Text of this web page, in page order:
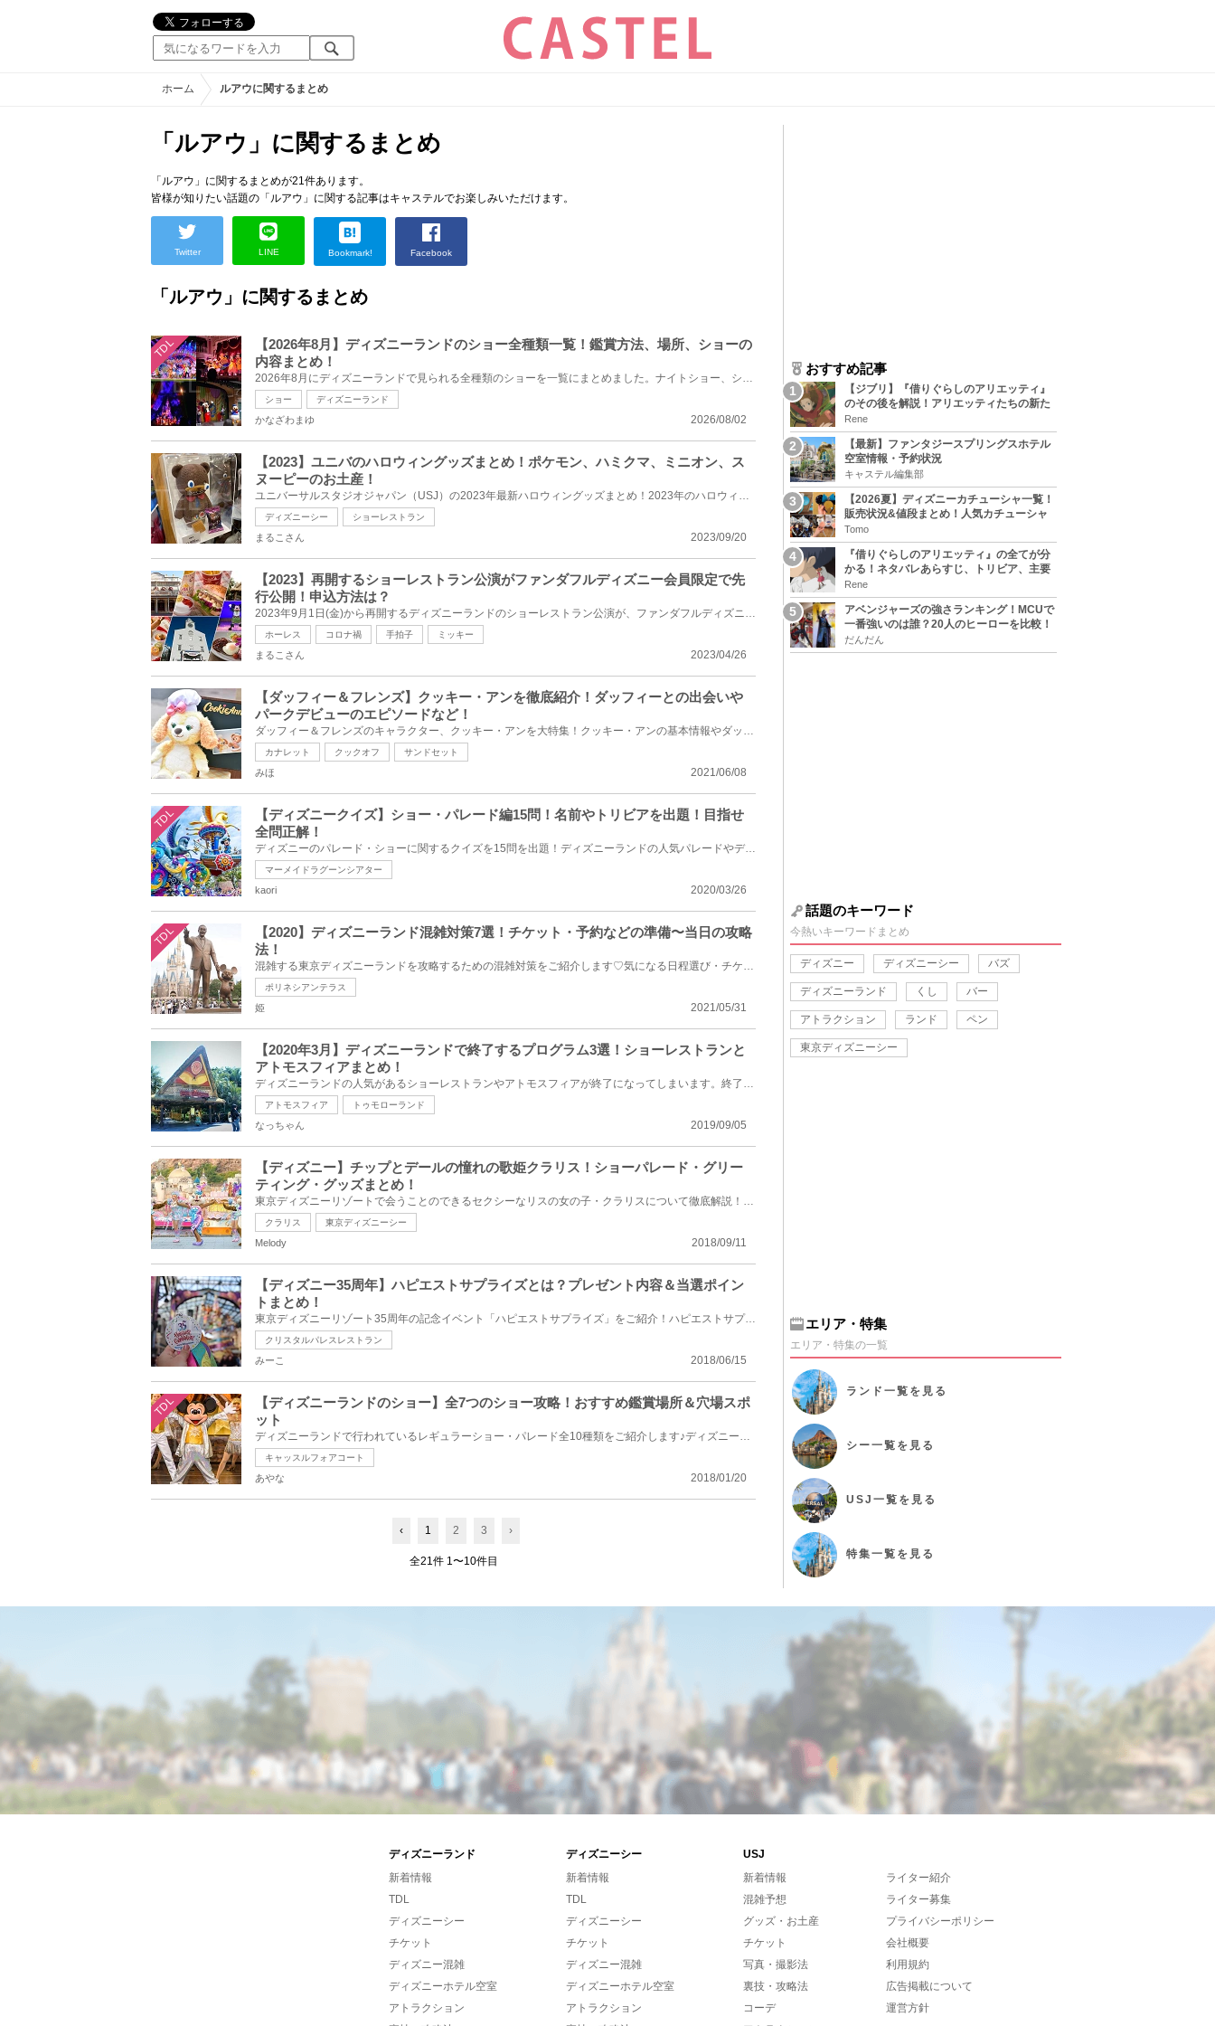
ホーム ルアウに関するまとめ
「ルアウ」に関するまとめ
「ルアウ」に関するまとめが21件あります。
皆様が知りたい話題の「ルアウ」に関する記事はキャステルでお楽しみいただけます。
Twitter LINE Bookmark! Facebook
「ルアウ」に関するまとめ
TDL
【2026年8月】ディズニーランドのショー全種類一覧！鑑賞方法、場所、ショーの
内容まとめ！
2026年8月にディズニーランドで見られる全種類のショーを一覧にまとめました。ナイトショー、ショー施設...
ショー ディズニーランド
2026/08/02
かなざわまゆ
【2023】ユニバのハロウィングッズまとめ！ポケモン、ハミクマ、ミニオン、ス
ヌーピーのお土産！
ユニバーサルスタジオジャパン（USJ）の2023年最新ハロウィングッズまとめ！2023年のハロウィングッズが...
ディズニーシー ショーレストラン
2023/09/20
まるこさん
【2023】再開するショーレストラン公演がファンダフルディズニー会員限定で先
行公開！申込方法は？
2023年9月1日(金)から再開するディズニーランドのショーレストラン公演が、ファンダフルディズニー会員...
ホーレス コロナ禍 手拍子 ミッキー
2023/04/26
まるこさん
【ダッフィー＆フレンズ】クッキー・アンを徹底紹介！ダッフィーとの出会いや
パークデビューのエピソードなど！
ダッフィー＆フレンズのキャラクター、クッキー・アンを大特集！クッキー・アンの基本情報やダッフィー...
カナレット クックオフ サンドセット
2021/06/08
みほ
TDL
【ディズニークイズ】ショー・パレード編15問！名前やトリビアを出題！目指せ
全問正解！
ディズニーのパレード・ショーに関するクイズを15問を出題！ディズニーランドの人気パレードやディズニ...
マーメイドラグーンシアター
2020/03/26
kaori
TDL
【2020】ディズニーランド混雑対策7選！チケット・予約などの準備〜当日の攻略
法！
混雑する東京ディズニーランドを攻略するための混雑対策をご紹介します♡気になる日程選び・チケット購入...
ポリネシアンテラス
2021/05/31
姫
【2020年3月】ディズニーランドで終了するプログラム3選！ショーレストランと
アトモスフィアまとめ！
ディズニーランドの人気があるショーレストランやアトモスフィアが終了になってしまいます。終了日は、2...
アトモスフィア トゥモローランド
2019/09/05
なっちゃん
【ディズニー】チップとデールの憧れの歌姫クラリス！ショーパレード・グリー
ティング・グッズまとめ！
東京ディズニーリゾートで会うことのできるセクシーなリスの女の子・クラリスについて徹底解説！プロフ...
クラリス 東京ディズニーシー
2018/09/11
Melody
【ディズニー35周年】ハピエストサプライズとは？プレゼント内容＆当選ポイン
トまとめ！
東京ディズニーリゾート35周年の記念イベント「ハピエストサプライズ」をご紹介！ハピエストサプライズ...
クリスタルパレスレストラン
2018/06/15
みーこ
TDL
【ディズニーランドのショー】全7つのショー攻略！おすすめ鑑賞場所＆穴場スポ
ット
ディズニーランドで行われているレギュラーショー・パレード全10種類をご紹介します♪ディズニーランドで...
キャッスルフォアコート
2018/01/20
あやな
‹ 1 2 3 ›
全21件 1〜10件目
おすすめ記事
【ジブリ】『借りぐらしのアリエッティ』
のその後を解説！アリエッティたちの新た
な住処は？翔の病気は治る？
Rene
【最新】ファンタジースプリングスホテル
空室情報・予約状況
キャステル編集部
【2026夏】ディズニーカチューシャ一覧！
販売状況&値段まとめ！人気カチューシャ
をチェック
Tomo
『借りぐらしのアリエッティ』の全てが分
かる！ネタバレあらすじ、トリビア、主要
キャラまとめ！
Rene
アベンジャーズの強さランキング！MCUで
一番強いのは誰？20人のヒーローを比較！
だんだん
話題のキーワード
今熱いキーワードまとめ
ディズニー ディズニーシー バズ
ディズニーランド くし バー
アトラクション ランド ペン
東京ディズニーシー
エリア・特集
エリア・特集の一覧
ランド 一覧を見る
シー一覧を見る
USJ 一覧を見る
特集一覧を見る
ディズニーランド ディズニーシー
USJ
新着情報
TDL
ディズニーシー
チケット
ディズニー混雑
ディズニーホテル空室
アトラクション
新着情報
TDL
ディズニーシー
チケット
ディズニー混雑
ディズニーホテル空室
アトラクション
新着情報
混雑予想
グッズ・お土産
チケット
写真・撮影法
裏技・攻略法
コーデ
ライター紹介
ライター募集
プライバシーポリシー
会社概要
利用規約
広告掲載について
運営方針